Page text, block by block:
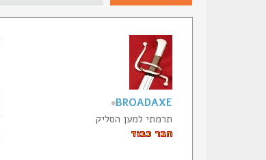
BROADAXE
תרמתי למען הסליק